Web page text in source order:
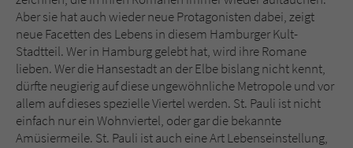
Aber sie hat auch wieder neue Protagonisten dabei, zeigt
neue Facetten des Lebens in diesem Hamburger Kult-
Stadtteil. Wer in Hamburg gelebt hat, wird ihre Romane
lieben. Wer die Hansestadt an der Elbe bislang nicht kennt,
dürfte neugierig auf diese ungewöhnliche Metropole und vor
allem auf dieses spezielle Viertel werden. St. Pauli ist nicht
einfach nur ein Wohnviertel, oder gar die bekannte
Amüsiermeile. St. Pauli ist auch eine Art Lebenseinstellung,